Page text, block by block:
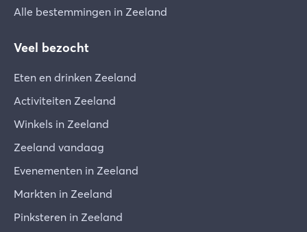
Alle bestemmingen in Zeeland
Veel bezocht
Eten en drinken Zeeland
Activiteiten Zeeland
Winkels in Zeeland
Zeeland vandaag
Evenementen in Zeeland
Markten in Zeeland
Pinksteren in Zeeland